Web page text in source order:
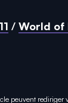
/ World of
peuvent rediriger